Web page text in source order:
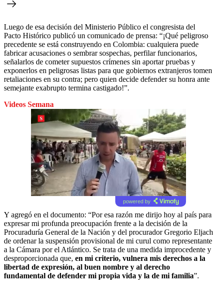
Luego de esa decisión del Ministerio Público el congresista del
Pacto Histórico publicó un comunicado de prensa: “¡Qué peligroso
precedente se está construyendo en Colombia: cualquiera puede
fabricar acusaciones o sembrar sospechas, perfilar funcionarios,
señalarlos de cometer supuestos crímenes sin aportar pruebas y
exponerlos en peligrosas listas para que gobiernos extranjeros tomen
retaliaciones en su contra; pero quien decide defender su honra ante
semejante exabrupto termina castigado!”.
Videos Semana
powered by
Y agregó en el documento: “Por esa razón me dirijo hoy al país para
expresar mi profunda preocupación frente a la decisión de la
Procuraduría General de la Nación y del procurador Gregorio Eljach
de ordenar la suspensión provisional de mi curul como representante
a la Cámara por el Atlántico. Se trata de una medida improcedente y
desproporcionada que, en mi criterio, vulnera mis derechos a la
libertad de expresión, al buen nombre y al derecho
fundamental de defender mi propia vida y la de mi familia”.